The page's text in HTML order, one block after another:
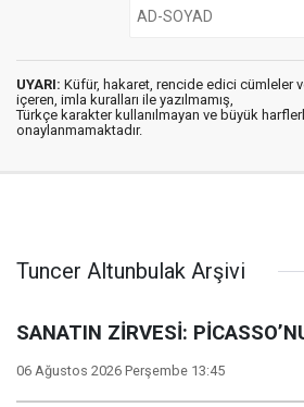
UYARI: Küfür, hakaret, rencide edici cümleler
içeren, imla kuralları ile yazılmamış,
Türkçe karakter kullanılmayan ve büyük
onaylanmamaktadır.
Tuncer Altunbulak Arşivi
SANATIN ZİRVESİ:
06 Ağustos 2026 Perşembe 13:45